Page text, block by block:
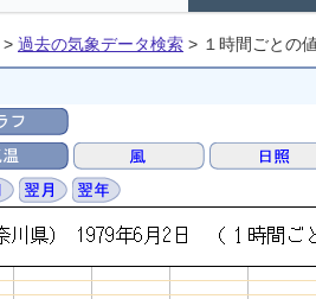
> 過去の気象データ検索 > １時間ごとの